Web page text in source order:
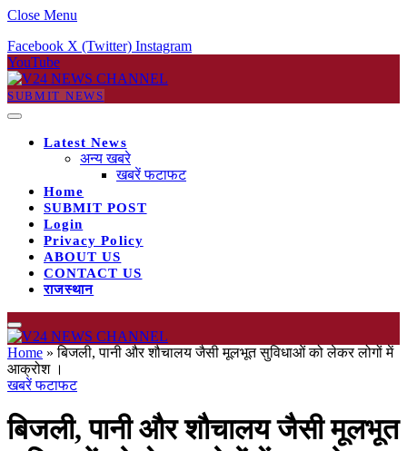
Close Menu
Facebook X (Twitter) Instagram
YouTube
SUBMIT NEWS
Latest News
अन्य खबरे
खबरें फटाफट
Home
SUBMIT POST
Login
Privacy Policy
ABOUT US
CONTACT US
राजस्थान
Home »बिजली, पानी और शौचालय जैसी मूलभूत सुविधाओं को लेकर लोगों में
आक्रोश ।
खबरें फटाफट
बिजली, पानी और शौचालय जैसी मूलभूत